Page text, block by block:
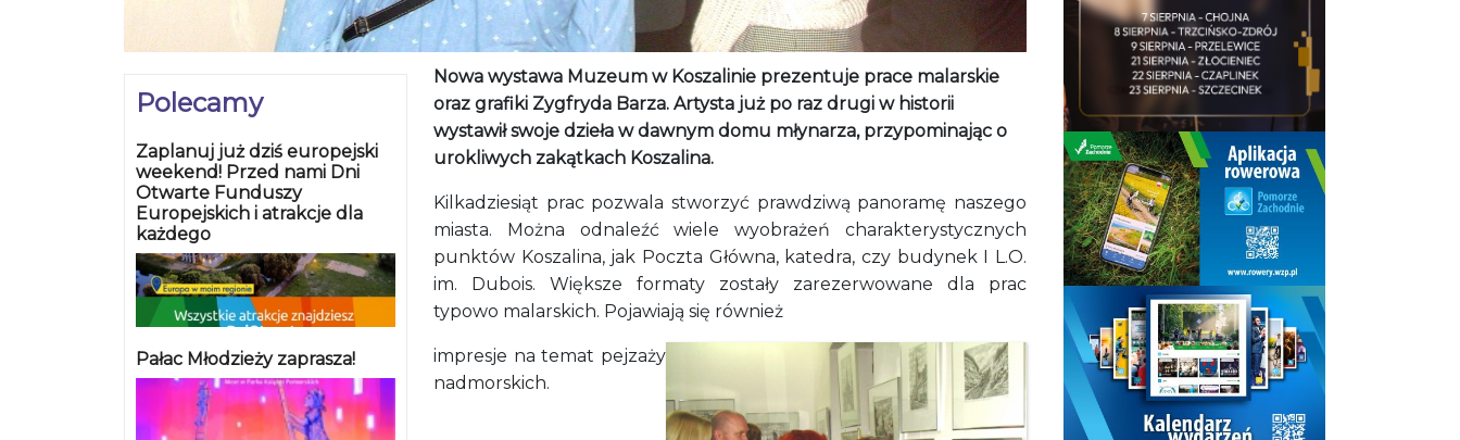
Polecamy
Zaplanuj już dziś europejski
weekend! Przed nami Dni
Otwarte Funduszy
Europejskich i atrakcje dla
każdego
Pałac Młodzieży zaprasza!
Nowa wystawa Muzeum w Koszalinie prezentuje prace malarskie
oraz grafiki Zygfryda Barza. Artysta już po raz drugi w historii
wystawił swoje dzieła w dawnym domu młynarza, przypominając o
urokliwych zakątkach Koszalina.
Kilkadziesiąt prac pozwala stworzyć prawdziwą panoramę naszego
miasta. Można odnaleźć wiele wyobrażeń charakterystycznych
punktów Koszalina, jak Poczta Główna, katedra, czy budynek I L.O.
im. Dubois. Większe formaty zostały zarezerwowane dla prac
typowo malarskich. Pojawiają się również
impresje na temat pejzaży
nadmorskich.